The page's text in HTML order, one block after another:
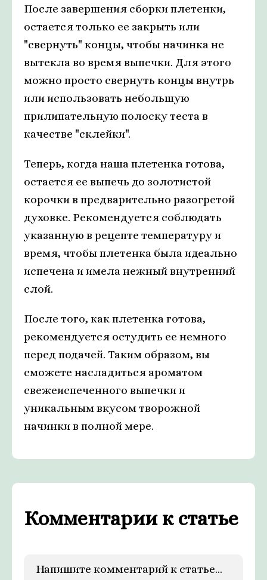
После завершения сборки плетенки,
остается только ее закрыть или
"свернуть" концы, чтобы начинка не
вытекла во время выпечки. Для этого
можно просто свернуть концы внутрь
или использовать небольшую
прилипательную полоску теста в
качестве "склейки".
Теперь, когда наша плетенка готова,
остается ее выпечь до золотистой
корочки в предварительно разогретой
духовке. Рекомендуется соблюдать
указанную в рецепте температуру и
время, чтобы плетенка была идеально
испечена и имела нежный внутренний
слой.
После того, как плетенка готова,
рекомендуется остудить ее немного
перед подачей. Таким образом, вы
сможете насладиться ароматом
свежеиспеченного выпечки и
уникальным вкусом творожной
начинки в полной мере.
Комментарии к статье